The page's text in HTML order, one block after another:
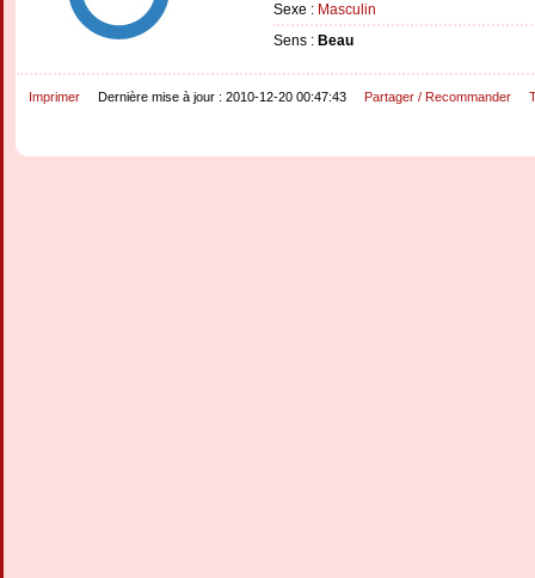
Sexe : Masculin
Sens : Beau
Imprimer Dernière mise à jour : 2010-12-20 00:47:43 Partager / Recommander